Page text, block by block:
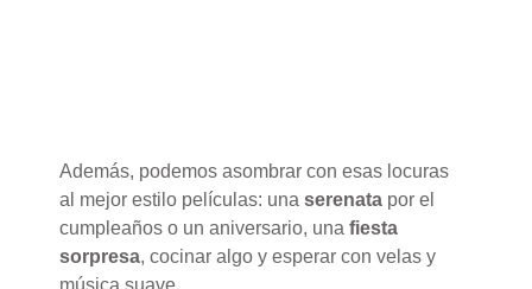
Además, podemos asombrar con esas locuras
al mejor estilo películas: una serenata por el
cumpleaños o un aniversario, una fiesta
sorpresa, cocinar algo y esperar con velas y